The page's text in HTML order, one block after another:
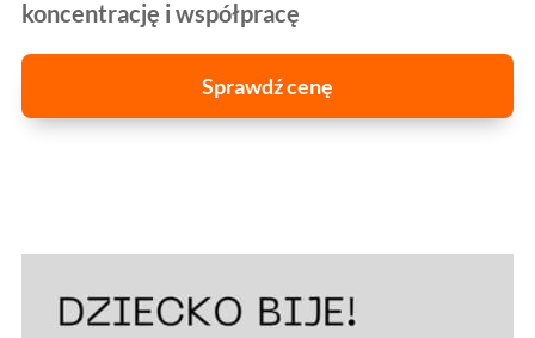
koncentrację i współpracę
Sprawdź cenę